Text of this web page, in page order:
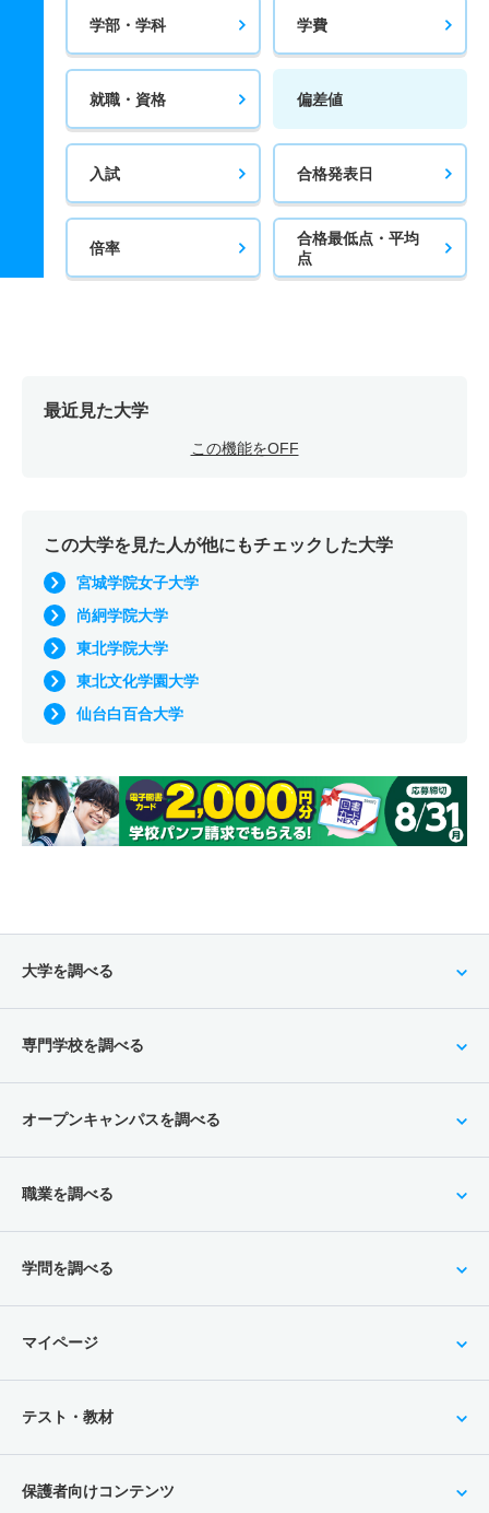
学部・学科 学費
就職・資格 偏差値
入試 合格発表日
倍率
合格最低点・平均
点
最近見た大学
この機能をOFF
この大学を見た人が他にもチェックした大学
宮城学院女子大学
尚絅学院大学
東北学院大学
東北文化学園大学
仙台白百合大学
大学を調べる
専門学校を調べる
オープンキャンパスを調べる
職業を調べる
学問を調べる
マイページ
テスト・教材
保護者向けコンテンツ